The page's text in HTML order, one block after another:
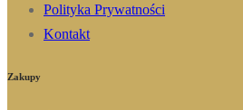
Polityka Prywatności
Kontakt
Zakupy